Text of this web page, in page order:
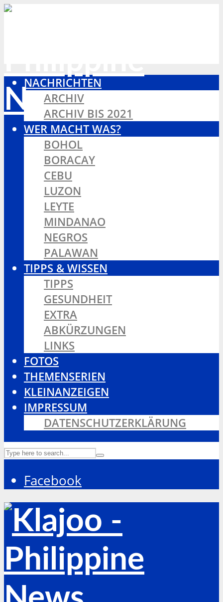
NACHRICHTEN
ARCHIV
ARCHIV BIS 2021
WER MACHT WAS?
BOHOL
BORACAY
CEBU
LUZON
LEYTE
MINDANAO
NEGROS
PALAWAN
TIPPS & WISSEN
TIPPS
GESUNDHEIT
EXTRA
ABKÜRZUNGEN
LINKS
FOTOS
THEMENSERIEN
KLEINANZEIGEN
IMPRESSUM
DATENSCHUTZERKLÄRUNG
Facebook